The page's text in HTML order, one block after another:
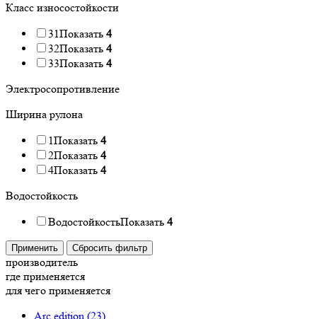
Класс износостойкости
31Показать 4
32Показать 4
33Показать 4
Электросопротивление
Ширина рулона
1Показать 4
2Показать 4
4Показать 4
Водостойкость
ВодостойкостьПоказать 4
Применить Сбросить фильтр
производитель
где применяется
для чего применяется
Arc edition (23)